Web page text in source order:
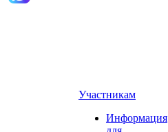
Участникам
Информация